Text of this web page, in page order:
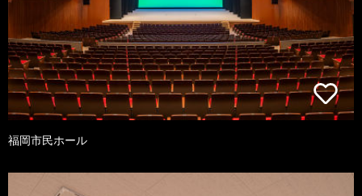
福岡市民ホール